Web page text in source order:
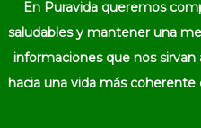
En Puravida queremos
saludables y mantener una
informaciones que nos
hacia una vida más